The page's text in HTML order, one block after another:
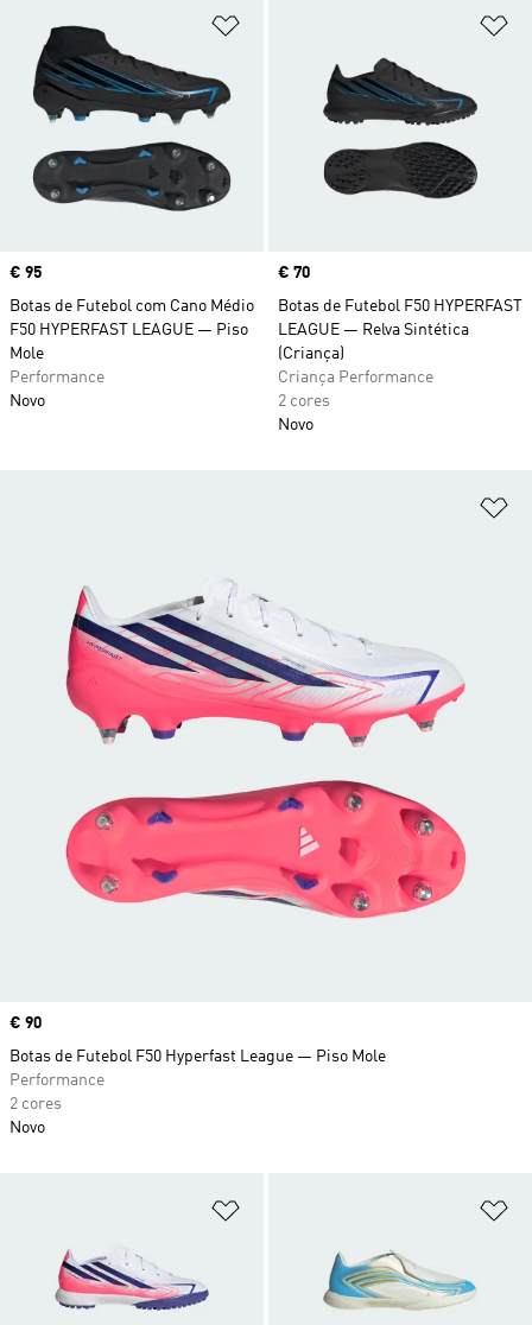
Price
€ 95
Botas de Futebol com Cano Médio
F50 HYPERFAST LEAGUE — Piso
Mole
Performance
Novo
Price
€ 70
Botas de Futebol F50 HYPERFAST
LEAGUE — Relva Sintética
(Criança)
Criança Performance
2 cores
Novo
Price
€ 90
Botas de Futebol F50 Hyperfast League — Piso Mole
Performance
2 cores
Novo